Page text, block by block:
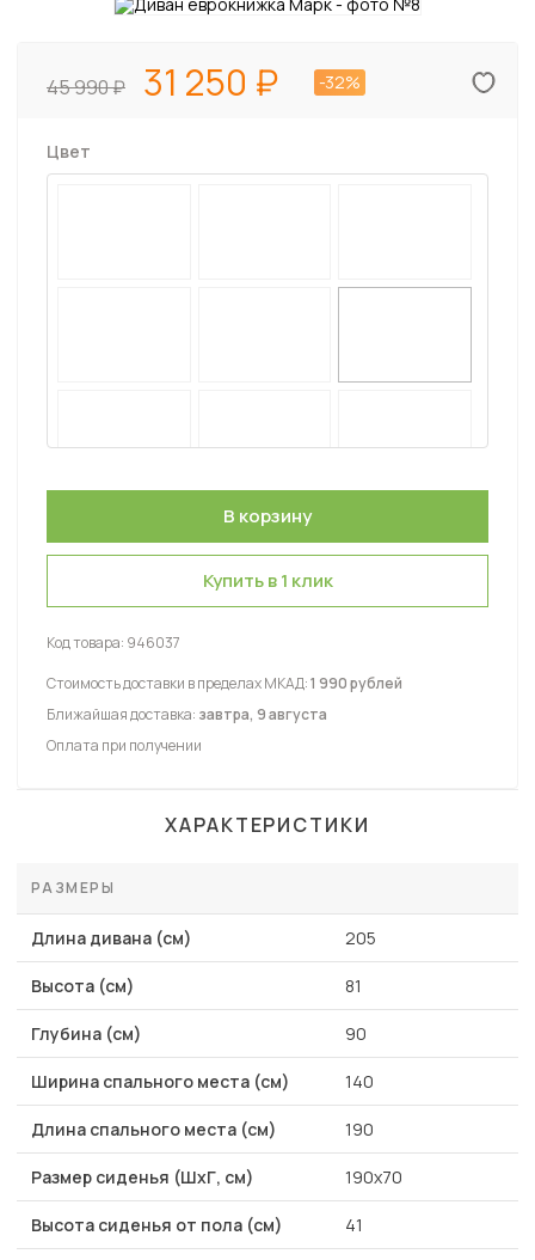
45 990 31 250 -32%
Цвет
Купить в 1 клик
Код товара: 946037
Стоимость доставки в пределах МКАД:1 990 рублей
Ближайшая доставка: завтра, 9 августа
Оплата при получении
ХАРАКТЕРИСТИКИ
РАЗМЕРЫ
Длина дивана (см) 205
Высота (см) 81
Глубина (см) 90
Ширина спального места (см) 140
Длина спального места (см) 190
Размер сиденья (ШхГ, см) 190х70
Высота сиденья от пола (см) 41